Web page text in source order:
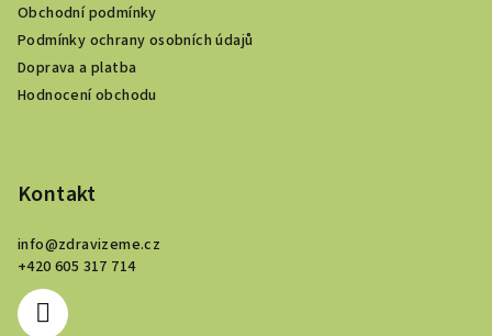
Obchodní podmínky
Podmínky ochrany osobních údajů
Doprava a platba
Hodnocení obchodu
Kontakt
info@zdravizeme.cz
+420 605 317 714